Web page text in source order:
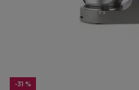
-31 %